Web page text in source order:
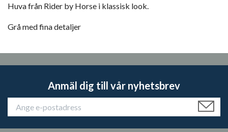
Huva från Rider by Horse i klassisk look.
Grå med fina detaljer
Anmäl dig till vår nyhetsbrev